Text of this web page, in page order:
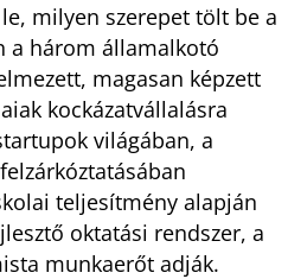
milyen szerepet tölt be a
a három államalkotó
magasan képzett
kockázatvállalásra
világában, a
teljesítmény alapján
oktatási rendszer, a
munkaerőt adják.